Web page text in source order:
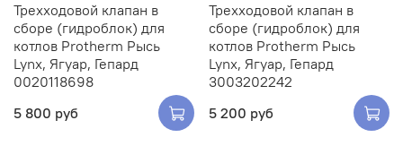
Трехходовой клапан в
сборе (гидроблок) для
котлов Protherm Рысь
Lynx, Ягуар, Гепард
0020118698
5 800 руб
Трехходовой клапан в
сборе (гидроблок) для
котлов Protherm Рысь
Lynx, Ягуар, Гепард
3003202242
5 200 руб